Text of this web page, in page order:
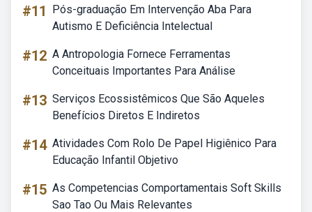
#11
Pós-graduação Em Intervenção Aba Para
Autismo E Deficiência Intelectual
#12 A Antropologia Fornece Ferramentas
Conceituais Importantes Para Análise
#13 Serviços Ecossistêmicos Que São Aqueles
Benefícios Diretos E Indiretos
#14 Atividades Com Rolo De Papel Higiênico Para
Educação Infantil Objetivo
#15 As Competencias Comportamentais Soft Skills
Sao Tao Ou Mais Relevantes